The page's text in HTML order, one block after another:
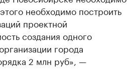
необходимо построить
проектной
создания одного
города
2 млн руб», —